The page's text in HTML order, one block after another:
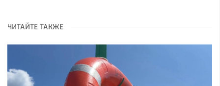
ЧИТАЙТЕ ТАКЖЕ